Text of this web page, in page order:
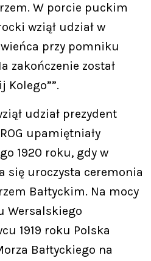
W porcie puckim
wziął udział w
przy pomniku
zakończenie został
Kolego””.
udział prezydent
upamiętniały
1920 roku, gdy w
się uroczysta ceremonia
Bałtyckim. Na mocy
Wersalskiego
1919 roku Polska
Bałtyckiego na